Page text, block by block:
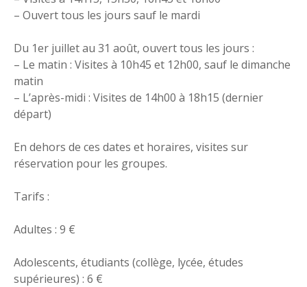
– Ouvert tous les jours sauf le mardi
Du 1er juillet au 31 août, ouvert tous les jours :
– Le matin : Visites à 10h45 et 12h00, sauf le dimanche
matin
– L’après-midi : Visites de 14h00 à 18h15 (dernier
départ)
En dehors de ces dates et horaires, visites sur
réservation pour les groupes.
Tarifs :
Adultes : 9 €
Adolescents, étudiants (collège, lycée, études
supérieures) : 6 €